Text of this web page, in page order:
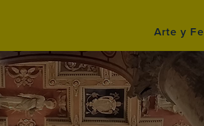
Arte y Fe